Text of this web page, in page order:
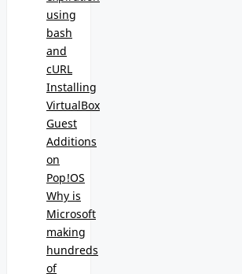
using
bash
and
cURL
Installing
VirtualBox
Guest
Additions
on
Pop!OS
Why is
Microsoft
making
hundreds
of